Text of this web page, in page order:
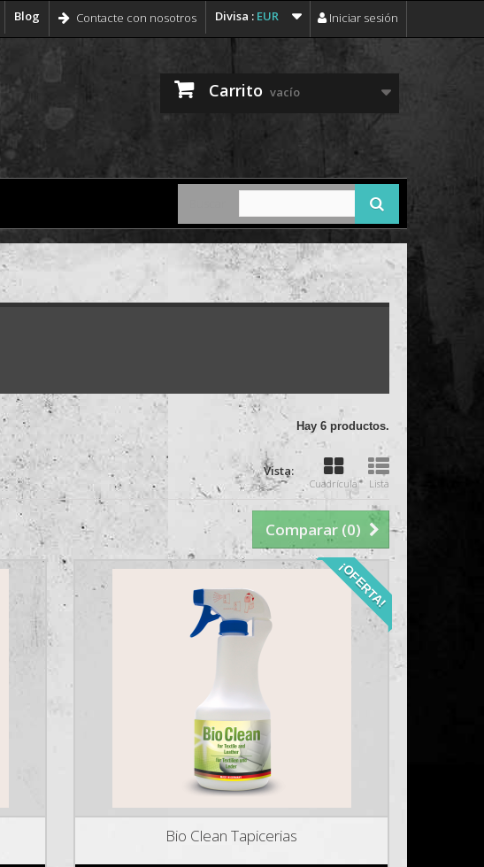
Iniciar sesión
Divisa : EUR
Contacte con nosotros
Blog
Carrito vacío
Hay 6 productos.
Vista:
Cuadrícula Lista
Comparar (0)
¡OFERTA!
Bio Clean Tapicerias